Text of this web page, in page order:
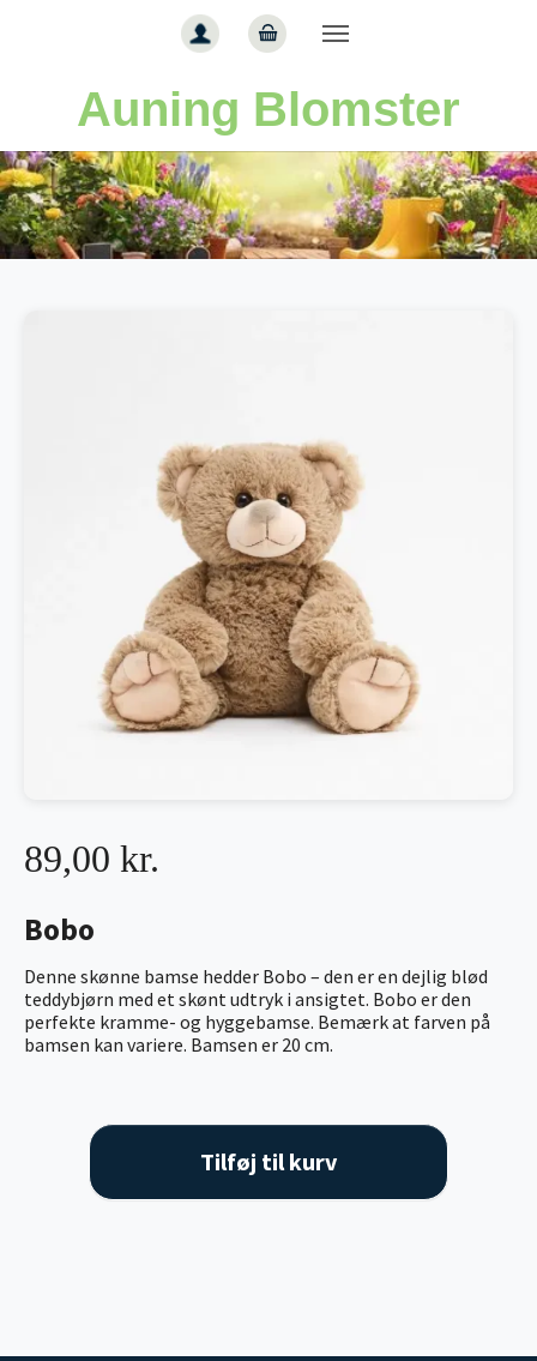
Auning Blomster
Bobo
Denne skønne bamse hedder Bobo – den er en dejlig blød
teddybjørn med et skønt udtryk i ansigtet. Bobo er den
perfekte kramme- og hyggebamse. Bemærk at farven på
bamsen kan variere. Bamsen er 20 cm.
89,00 kr.
Tilføj til kurv